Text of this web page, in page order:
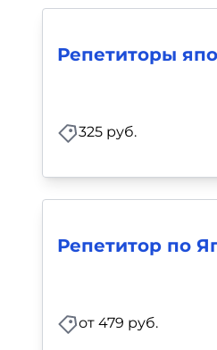
Репетиторы
325 руб.
Репетитор по
от 479 руб.
Для детей
Красота,
Репетиторы